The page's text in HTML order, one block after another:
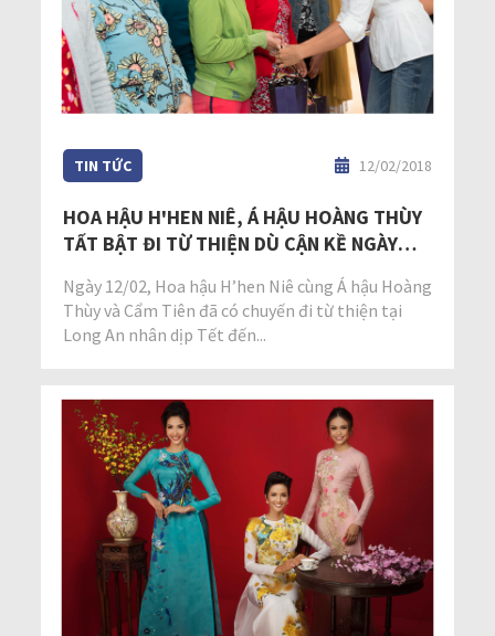
TIN TỨC 12/02/2018
HOA HẬU H'HEN NIÊ, Á HẬU HOÀNG THÙY
TẤT BẬT ĐI TỪ THIỆN DÙ CẬN KỀ NGÀY
Ngày 12/02, Hoa hậu H’hen Niê cùng Á hậu Hoàng
Thùy và Cẩm Tiên đã có chuyến đi từ thiện tại
Long An nhân dịp Tết đến...